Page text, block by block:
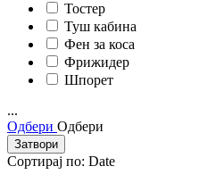
Тостер
Туш кабина
Фен за коса
Фрижидер
Шпорет
...
Одбери Одбери
Затвори
Сортирај по: Date